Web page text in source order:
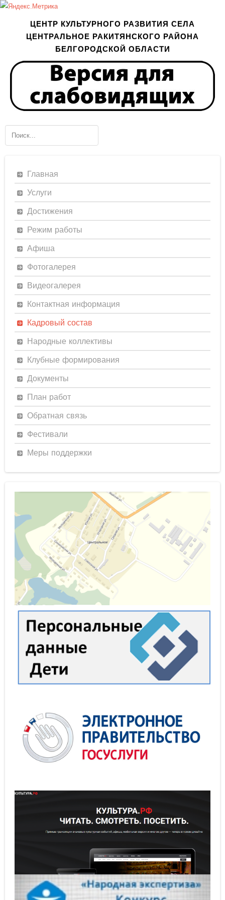
ЦЕНТР КУЛЬТУРНОГО РАЗВИТИЯ СЕЛА
ЦЕНТРАЛЬНОЕ РАКИТЯНСКОГО РАЙОНА
БЕЛГОРОДСКОЙ ОБЛАСТИ
Главная
Услуги
Достижения
Режим работы
Афиша
Фотогалерея
Видеогалерея
Контактная информация
Кадровый состав
Народные коллективы
Клубные формирования
Документы
План работ
Обратная связь
Фестивали
Меры поддержки